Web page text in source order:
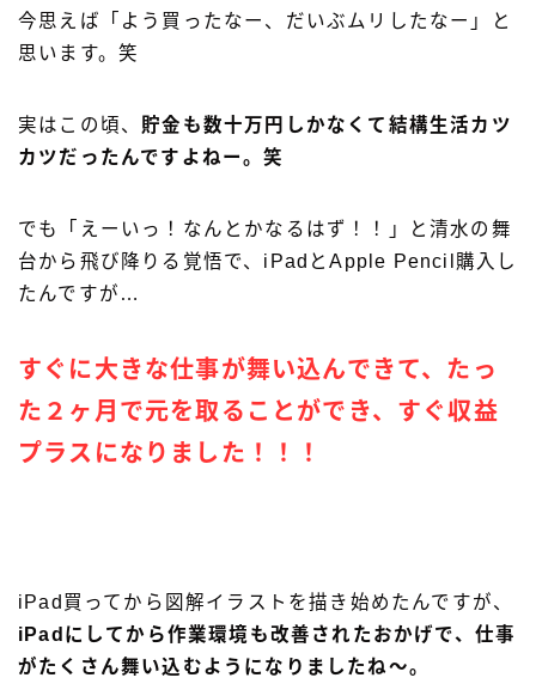
今思えば「よう買ったなー、だいぶムリしたなー」と
思います。笑
実はこの頃、 貯金も数十万円しかなくて結構生活カツ
カツだったんですよねー。笑
でも「えーいっ！なんとかなるはず！！」と清水の舞
台から飛び降りる覚悟で、iPadとApple Pencil購入し
たんですが…
すぐに大きな仕事が舞い込んできて、たっ
た２ヶ月で元を取ることができ、すぐ収益
プラスになりました！！！
iPad買ってから図解イラストを描き始めたんですが、
iPadにしてから作業環境も改善されたおかげで、仕事
がたくさん舞い込むようになりましたね〜。